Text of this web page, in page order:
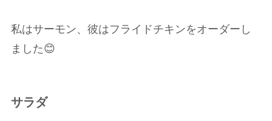
私はサーモン、彼はフライドチキンをオーダーし
ました😊
サラダ